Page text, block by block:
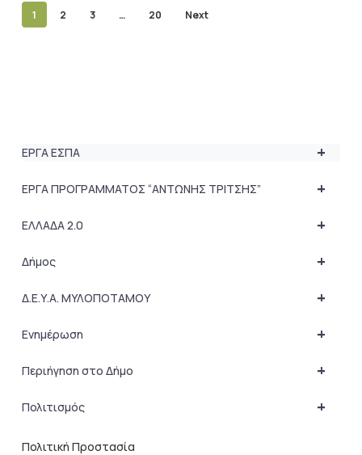
1 2 3 … 20 Next
+
ΕΡΓΑ ΕΣΠΑ
+
ΕΡΓΑ ΠΡΟΓΡΑΜΜΑΤΟΣ “ΑΝΤΩΝΗΣ ΤΡΙΤΣΗΣ”
+
ΕΛΛΑΔΑ 2.0
+
Δήμος
+
Δ.Ε.Υ.Α. ΜΥΛΟΠΟΤΑΜΟΥ
+
Ενημέρωση
+
Περιήγηση στο Δήμο
+
Πολιτισμός
Πολιτική Προστασία